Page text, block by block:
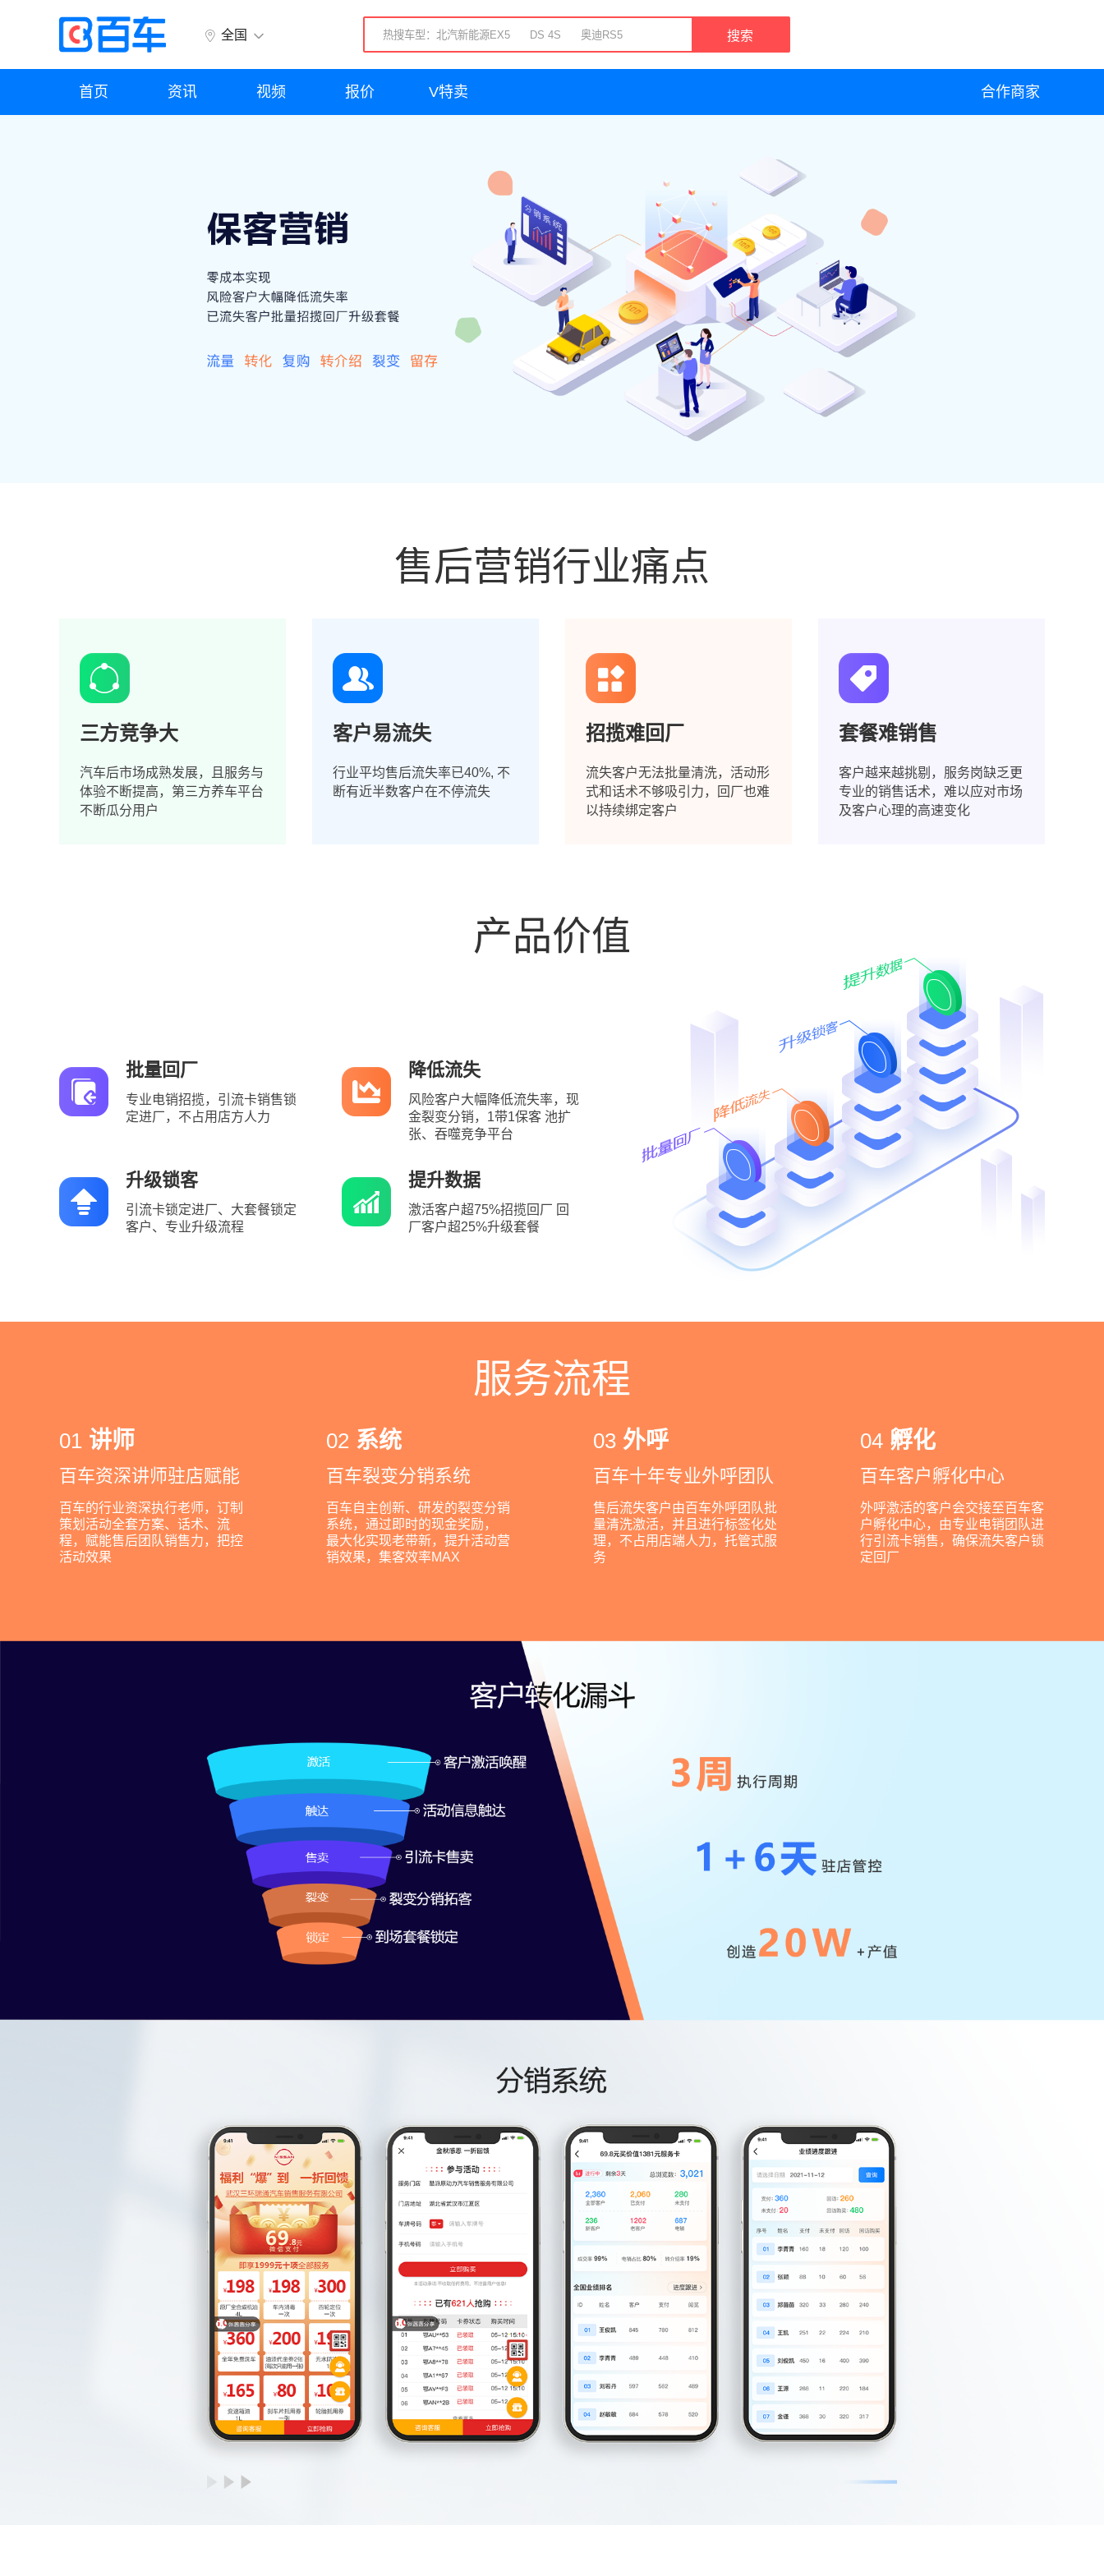
全国 搜索
首页 资讯 视频 报价 V特卖 合作商家
售后营销行业痛点
三方竞争大
汽车后市场成熟发展，且服务与
体验不断提高，第三方养车平台
不断瓜分用户
客户易流失
行业平均售后流失率已40%, 不
断有近半数客户在不停流失
招揽难回厂
流失客户无法批量清洗，活动形
式和话术不够吸引力，回厂也难
以持续绑定客户
套餐难销售
客户越来越挑剔，服务岗缺乏更
专业的销售话术，难以应对市场
及客户心理的高速变化
产品价值
批量回厂
专业电销招揽，引流卡销售锁
定进厂，不占用店方人力
降低流失
风险客户大幅降低流失率，现
金裂变分销，1带1保客 池扩
张、吞噬竞争平台
升级锁客
引流卡锁定进厂、大套餐锁定
客户、专业升级流程
提升数据
激活客户超75%招揽回厂 回
厂客户超25%升级套餐
服务流程
01 讲师
百车资深讲师驻店赋能
百车的行业资深执行老师，订制
策划活动全套方案、话术、流
程，赋能售后团队销售力，把控
活动效果
02 系统
百车裂变分销系统
百车自主创新、研发的裂变分销
系统，通过即时的现金奖励，
最大化实现老带新，提升活动营
销效果，集客效率MAX
03 外呼
百车十年专业外呼团队
售后流失客户由百车外呼团队批
量清洗激活，并且进行标签化处
理，不占用店端人力，托管式服
务
04 孵化
百车客户孵化中心
外呼激活的客户会交接至百车客
户孵化中心，由专业电销团队进
行引流卡销售，确保流失客户锁
定回厂